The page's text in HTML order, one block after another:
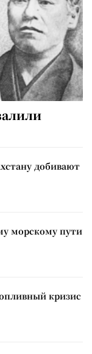
добивают
морскому пути
кризис